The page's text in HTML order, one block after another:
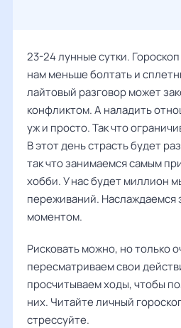
23-24 лунные сутки.
нам меньше болтать и
лайтовый разговор может
конфликтом. А наладить
уж и просто. Так что
В этот день страсть будет
так что занимаемся самым
хобби. У нас будет миллион
переживаний. Наслаждаемся
моментом.
Рисковать можно, но только
пересматриваем свои
просчитываем ходы, чтобы
них. Читайте личный
стрессуйте.